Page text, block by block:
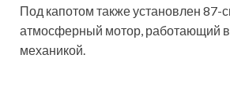
Под капотом также установлен 87-
атмосферный мотор, работающий в
механикой.